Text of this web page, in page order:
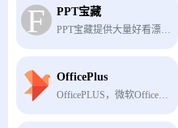
PPT宝藏
PPT宝藏提供大量好看漂亮的PPT模板、PPT教程、Powerpoint模板、幻灯片模板、PPT图标、PPT素材、PPT学校教学课件下载。
OfficePlus
OfficePLUS，微软Office官方在线模板网站，为您提供各类精品PPT模板、PPT实用模块、Word求职简历、Excel图表、图片素材等资源，成为您职场和生活的加油站！